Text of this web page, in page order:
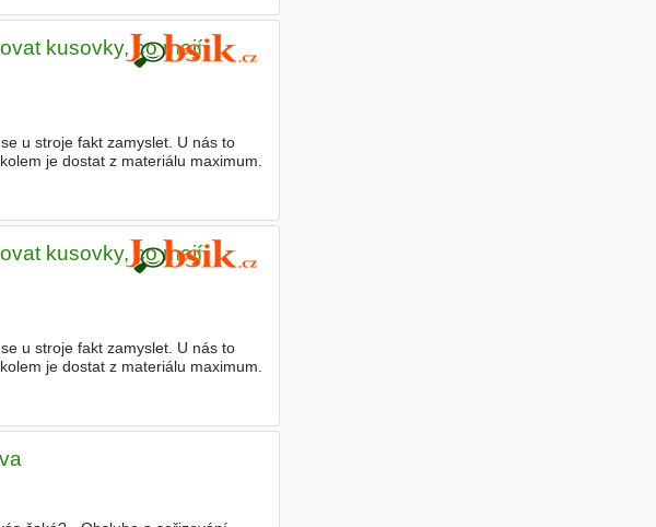
kusovky, co mají
u stroje fakt zamyslet. U nás to
je dostat z materiálu maximum.
kusovky, co mají
u stroje fakt zamyslet. U nás to
je dostat z materiálu maximum.